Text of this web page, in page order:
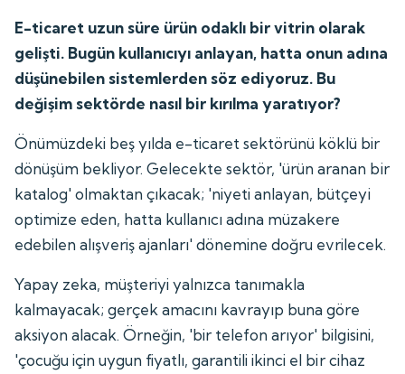
E-ticaret uzun süre ürün odaklı bir vitrin olarak
gelişti. Bugün kullanıcıyı anlayan, hatta onun adına
düşünebilen sistemlerden söz ediyoruz. Bu
değişim sektörde nasıl bir kırılma yaratıyor?
Önümüzdeki beş yılda e-ticaret sektörünü köklü bir
dönüşüm bekliyor. Gelecekte sektör, 'ürün aranan bir
katalog' olmaktan çıkacak; 'niyeti anlayan, bütçeyi
optimize eden, hatta kullanıcı adına müzakere
edebilen alışveriş ajanları' dönemine doğru evrilecek.
Yapay zeka, müşteriyi yalnızca tanımakla
kalmayacak; gerçek amacını kavrayıp buna göre
aksiyon alacak. Örneğin, 'bir telefon arıyor' bilgisini,
'çocuğu için uygun fiyatlı, garantili ikinci el bir cihaz